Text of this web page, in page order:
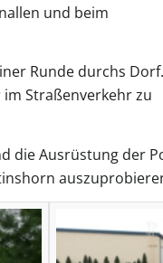
und beim
Runde durchs
Straßenverkehr zu
die Ausrüstung der